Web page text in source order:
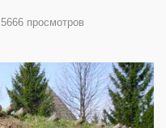
5666 просмотров